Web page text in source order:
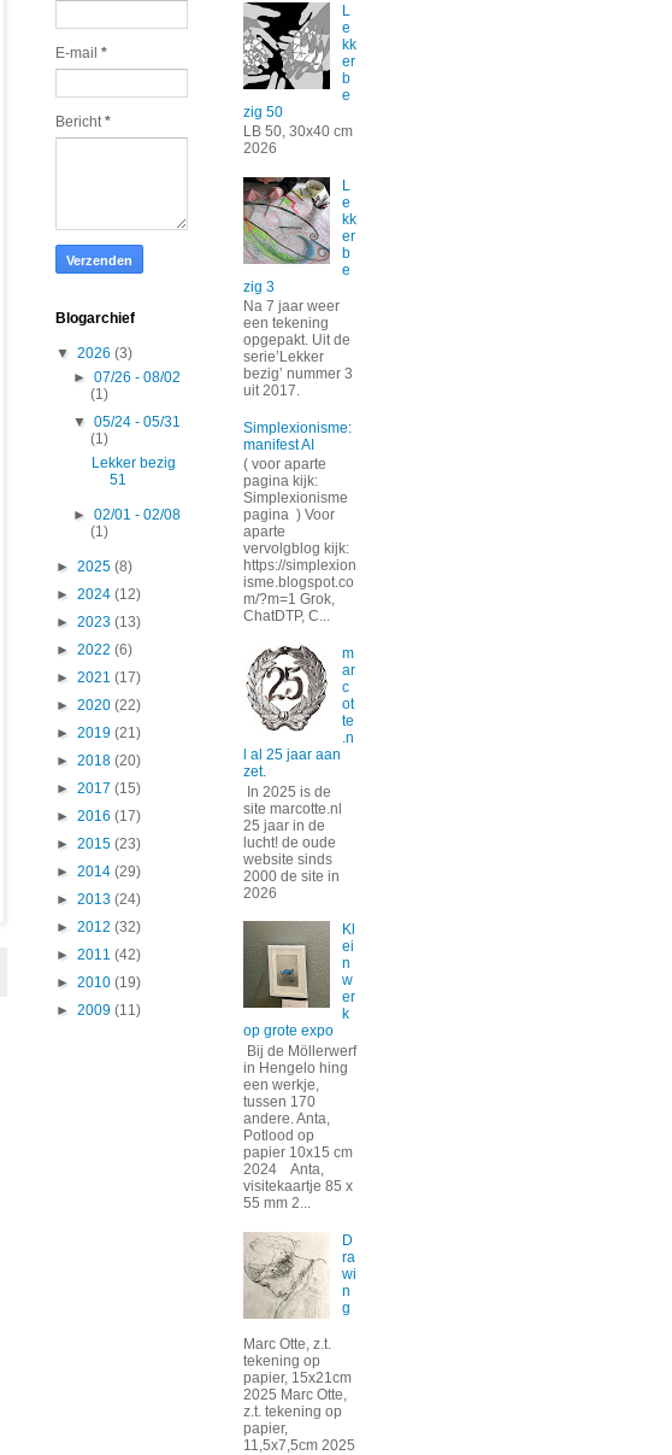
E-mail *
Bericht*
Blogarchief
▼ 2026 (3)
►07/26 - 08/02
(1)
▼05/24 - 05/31
(1)
Lekker bezig
51
►02/01 - 02/08
(1)
► 2025 (8)
► 2024 (12)
► 2023 (13)
► 2022 (6)
► 2021 (17)
► 2020 (22)
► 2019 (21)
► 2018 (20)
► 2017 (15)
► 2016 (17)
► 2015 (23)
► 2014 (29)
► 2013 (24)
► 2012 (32)
► 2011 (42)
► 2010 (19)
► 2009 (11)
L
e
kk
er
b
e
zig 50
LB 50, 30x40 cm
2026
L
e
kk
er
b
e
zig 3
Na 7 jaar weer
een tekening
opgepakt. Uit de
serie’Lekker
bezig’ nummer 3
uit 2017.
Simplexionisme:
manifest AI
( voor aparte
pagina kijk:
Simplexionisme
pagina ) Voor
aparte
vervolgblog kijk:
https://simplexion
isme.blogspot.co
m/?m=1 Grok,
ChatDTP, C...
m
ar
c
ot
te
.n
l al 25 jaar aan
zet.
In 2025 is de
site marcotte.nl
25 jaar in de
lucht! de oude
website sinds
2000 de site in
2026
Kl
ei
n
w
er
k
op grote expo
Bij de Möllerwerf
in Hengelo hing
een werkje,
tussen 170
andere. Anta,
Potlood op
papier 10x15 cm
2024 Anta,
visitekaartje 85 x
55 mm 2...
D
ra
wi
n
g
Marc Otte, z.t.
tekening op
papier, 15x21cm
2025 Marc Otte,
z.t. tekening op
papier,
11,5x7,5cm 2025